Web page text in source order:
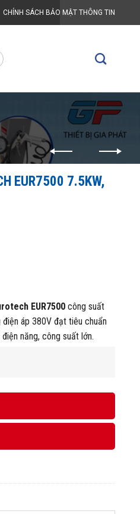
CHÍNH SÁCH BẢO MẬT THÔNG TIN
EUR7500 7.5KW,
EUR7500công suất
áp 380V đạt tiêu chuẩn
năng, công suất lớn.